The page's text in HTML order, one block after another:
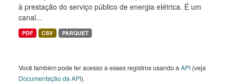
à prestação do serviço público de energia elétrica. É um
canal...
PDF CSV PARQUET
Você também pode ter acesso a esses registros usando a API (veja
Documentação da API).